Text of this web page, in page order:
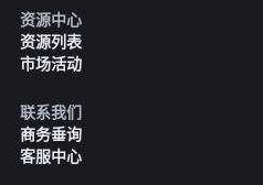
资源中心
资源列表
市场活动
联系我们
商务垂询
客服中心